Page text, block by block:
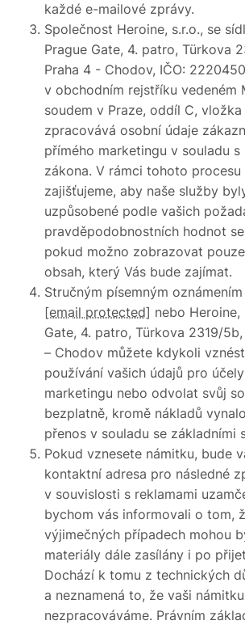
každé e-mailové zprávy.
Společnost Heroine, s.r.o., se
Prague Gate, 4. patro, Türkova
Praha 4 - Chodov, IČO:
v obchodním rejstříku vedeném
soudem v Praze, oddíl C, vložka
zpracovává osobní údaje
přímého marketingu v souladu s
zákona. V rámci tohoto procesu
zajišťujeme, aby naše služby
uzpůsobené podle vašich
pravděpodobnostních hodnot
pokud možno zobrazovat
obsah, který Vás bude zajímat.
Stručným písemným
[email protected] nebo Heroine,
Gate, 4. patro, Türkova 2319/
– Chodov můžete kdykoli
používání vašich údajů pro
marketingu nebo odvolat svůj
bezplatně, kromě nákladů
přenos v souladu se základními
Pokud vznesete námitku, bude
kontaktní adresa pro následné
v souvislosti s reklamami
bychom vás informovali o tom,
výjimečných případech mohou
materiály dále zasílány i po
Dochází k tomu z technických
a neznamená to, že vaši námitku
nezpracováváme. Právním